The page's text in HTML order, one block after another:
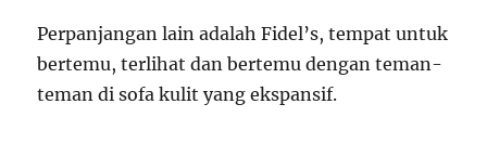
Perpanjangan lain adalah Fidel’s, tempat untuk
bertemu, terlihat dan bertemu dengan teman-
teman di sofa kulit yang ekspansif.